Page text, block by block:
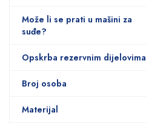
Može li se prati u mašini za
suđe?
Opskrba rezervnim dijelovima
Broj osoba
Materijal